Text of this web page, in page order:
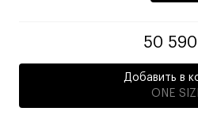
50
Добавить в
ONE